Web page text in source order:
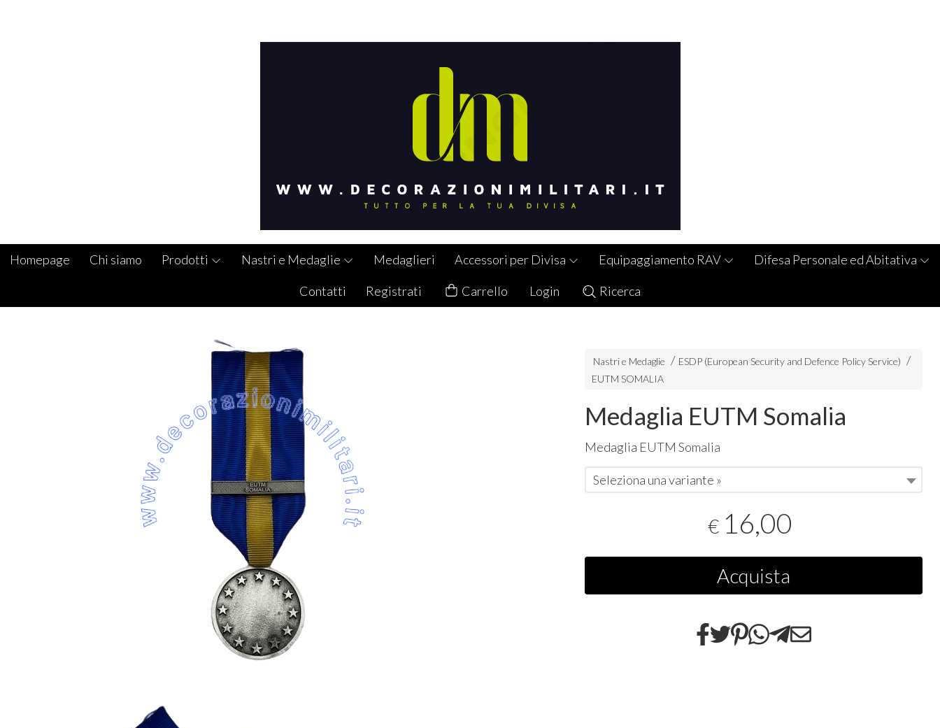
Homepage Chi siamo Prodotti Nastri e Medaglie Medaglieri Accessori per Divisa Equipaggiamento RAV Difesa Personale ed Abitativa
Contatti Registrati Carrello Login Ricerca
Nastri e Medaglie
ESDP (European Security and Defence Policy Service)
EUTM SOMALIA
Medaglia EUTM Somalia
Medaglia EUTM Somalia
Seleziona una variante »
€ 16,00
Acquista